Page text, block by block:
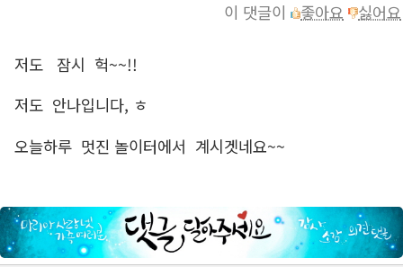
이 댓글이
좋아요 싫어요
저도 잠시 헉~~!!
저도 안나입니다, ㅎ
오늘하루 멋진 놀이터에서 계시겟네요~~